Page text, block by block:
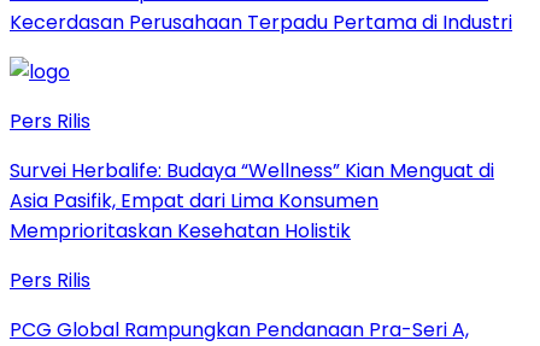
Kecerdasan Perusahaan Terpadu Pertama di Industri
Pers Rilis
Survei Herbalife: Budaya “Wellness” Kian Menguat di
Asia Pasifik, Empat dari Lima Konsumen
Memprioritaskan Kesehatan Holistik
Pers Rilis
PCG Global Rampungkan Pendanaan Pra-Seri A,